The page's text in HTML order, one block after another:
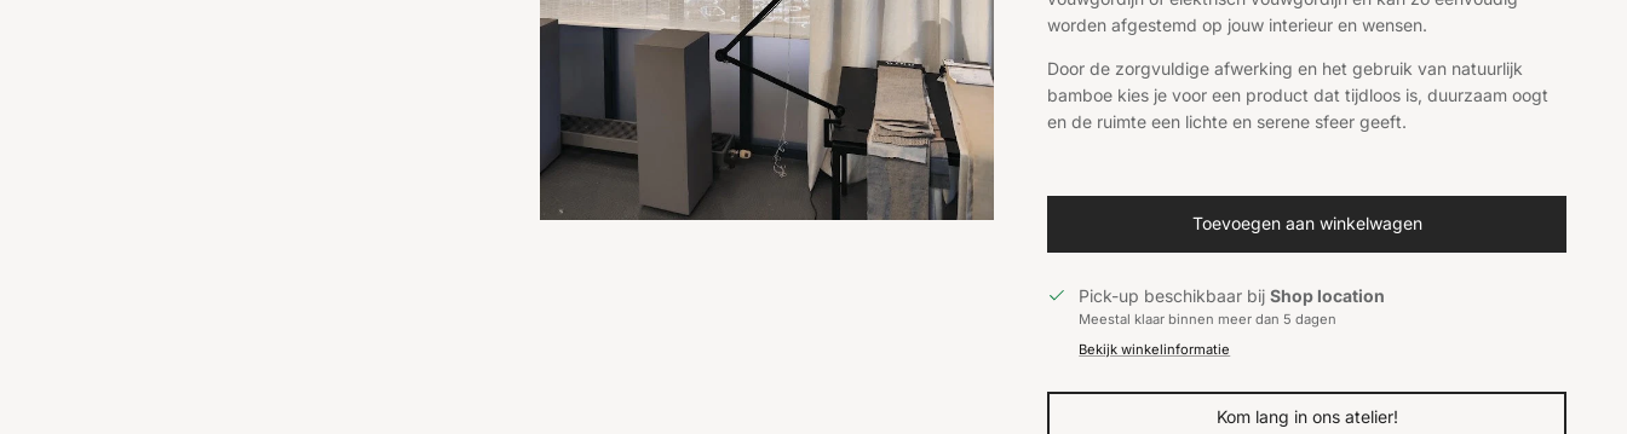
worden afgestemd op jouw interieur en wensen.
Door de zorgvuldige afwerking en het gebruik van natuurlijk
bamboe kies je voor een product dat tijdloos is, duurzaam oogt
en de ruimte een lichte en serene sfeer geeft.
Toevoegen aan winkelwagen
Pick-up beschikbaar bijShop location
Meestal klaar binnen meer dan 5 dagen
Bekijk winkelinformatie
Kom lang in ons atelier!